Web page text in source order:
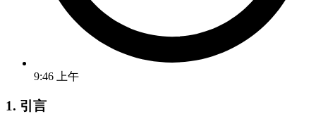
9:46 上午
1. 引言